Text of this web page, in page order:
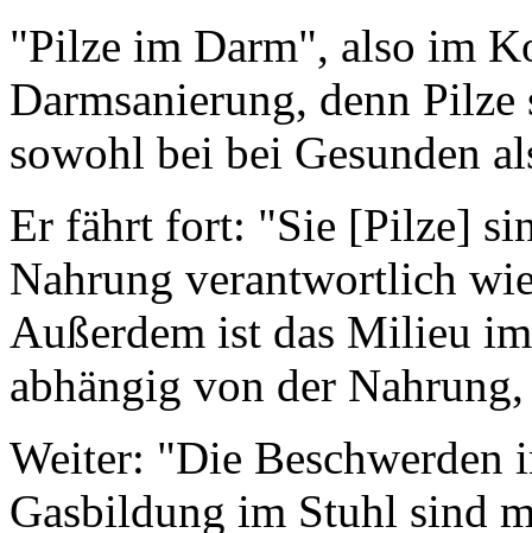
"Pilze im Darm", also im
Darmsanierung, denn
sowohl bei bei Gesunden
Er fährt fort: "Sie [Pilze]
Nahrung verantwortlich
Außerdem ist das Milieu
abhängig von der
Weiter: "Die Beschwerden
Gasbildung im Stuhl sind